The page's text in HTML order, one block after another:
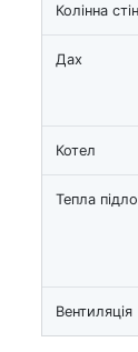
Колінна
Дах
Котел
Тепла
Вентиляція